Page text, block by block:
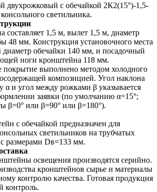
двухрожковый с обечайкой 2К2(15°)-1,5-
светильника.
составляет 1,5 м, вылет 1,5 м, диаметр
48 мм. Конструкция установочного места
обечайки 140 мм, и посадочный
ноги кронштейна 118 мм.
покрытие выполнено методом холодного
композицией. Угол наклона
α и угол между рожками β указывается
заявки (по умолчанию α=15°;
β=0° или β=90° или β=180°).
с обечайкой предназначен для
светильников на трубчатых
размерами Dв=133 мм.
освещения производятся серийно.
кронштейнов сырье и материалы
контролю качества. Готовая продукция
контроль.